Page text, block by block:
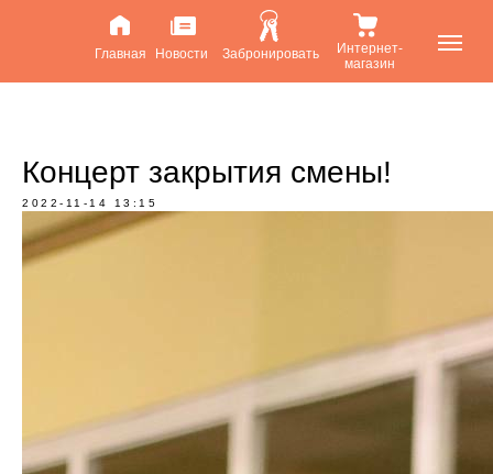
Главная Новости Забронировать
Интернет-
магазин
Концерт закрытия смены!
2022-11-14 13:15